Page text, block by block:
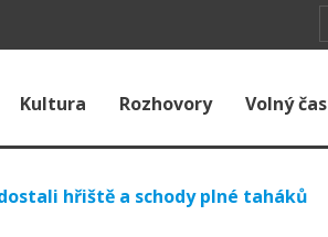
Kultura Rozhovory Volný čas
hřiště a schody plné taháků